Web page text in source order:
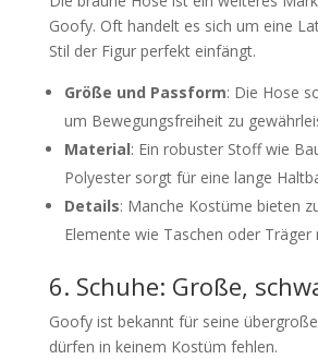
Goofy. Oft handelt es sich um eine
Stil der Figur perfekt einfängt.
Größe und Passform: Die Hose
um Bewegungsfreiheit zu
Material: Ein robuster Stoff wie
Polyester sorgt für eine lange
Details: Manche Kostüme bieten
Elemente wie Taschen oder Träger
6. Schuhe: Große,
Goofy ist bekannt für seine
dürfen in keinem Kostüm fehlen.